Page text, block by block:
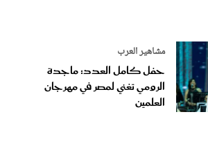
مشاهير العرب
حفل كامل العدد: ماجدة
الرومي تغني لمصر في مهرجان
العلمين